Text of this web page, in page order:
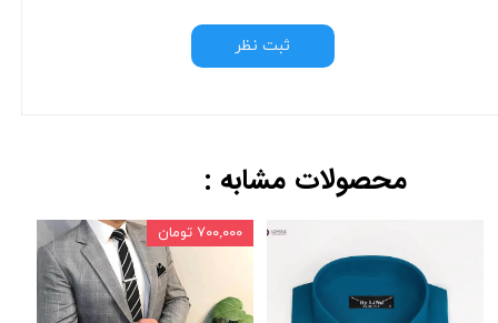
ثبت نظر
۷۰۰,۰۰۰ تومان
محصولات مشابه :